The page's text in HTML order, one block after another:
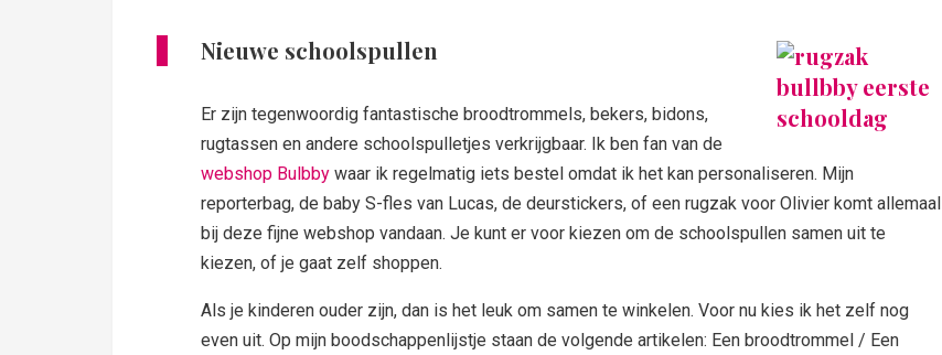
Nieuwe schoolspullen
Er zijn tegenwoordig fantastische broodtrommels, bekers, bidons,
rugtassen en andere schoolspulletjes verkrijgbaar. Ik ben fan van de
webshop Bulbby waar ik regelmatig iets bestel omdat ik het kan personaliseren. Mijn
reporterbag, de baby S-fles van Lucas, de deurstickers, of een rugzak voor Olivier komt allemaal
bij deze fijne webshop vandaan. Je kunt er voor kiezen om de schoolspullen samen uit te
kiezen, of je gaat zelf shoppen.
Als je kinderen ouder zijn, dan is het leuk om samen te winkelen. Voor nu kies ik het zelf nog
even uit. Op mijn boodschappenlijstje staan de volgende artikelen: Een broodtrommel / Een